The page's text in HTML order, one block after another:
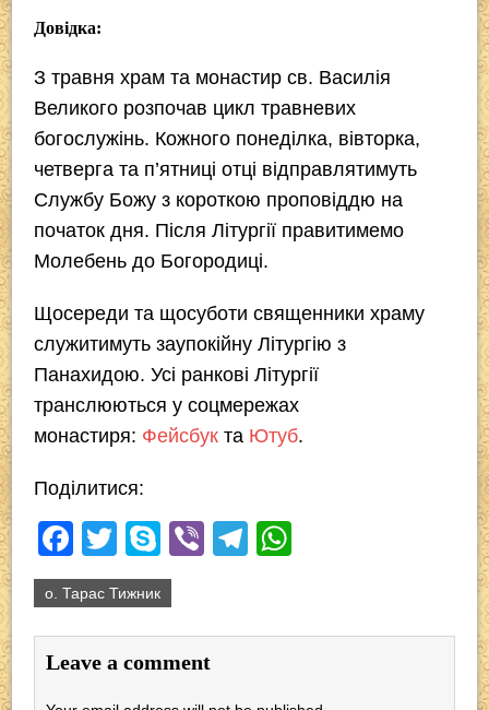
Довідка:
З травня храм та монастир св. Василія
Великого розпочав цикл травневих
богослужінь. Кожного понеділка, вівторка,
четверга та п’ятниці отці відправлятимуть
Службу Божу з короткою проповіддю на
початок дня. Після Літургії правитимемо
Молебень до Богородиці.
Щосереди та щосуботи священники храму
служитимуть заупокійну Літургію з
Панахидою. Усі ранкові Літургії
транслюються у соцмережах
монастиря: Фейсбук та Ютуб.
Поділитися:
F
a
c
e
b
T
wi
tt
er
S
ky
p
e
Vi T
gr s
о. Тарас Тижник
Leave a comment